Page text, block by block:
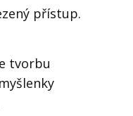
přístup.
tvorbu